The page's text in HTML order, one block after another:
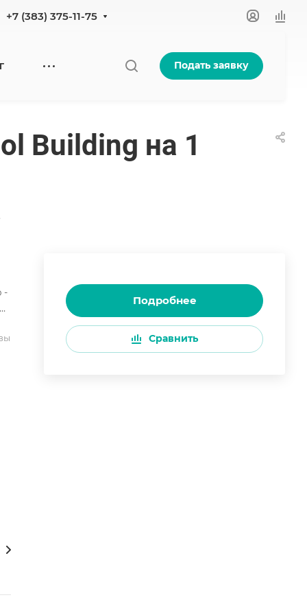
+7 (383) 375-11-75
Подать заявку
Building на 1
Подробнее
Сравнить
-